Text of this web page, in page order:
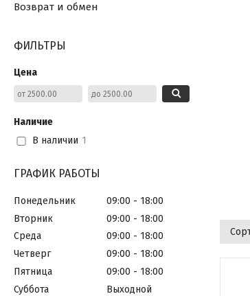
Возврат и обмен
ФИЛЬТРЫ
Цена
Наличие
В наличии 1
ГРАФИК РАБОТЫ
Понедельник 09:00
18:00
Вторник
09:00
18:00
Среда
09:00
18:00
Четверг
09:00
18:00
Пятница
09:00
18:00
Суббота
Выходной